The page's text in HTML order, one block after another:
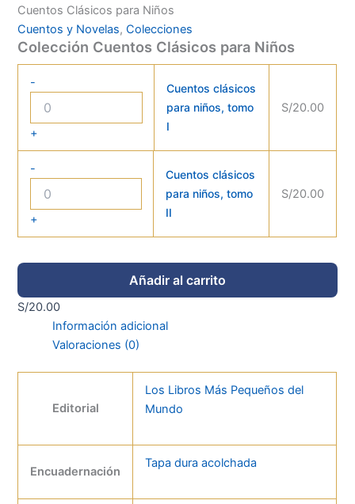
Cuentos Clásicos para Niños
Cuentos y Novelas,Colecciones
Colección Cuentos Clásicos para Niños
-
+
Cuentos clásicos
para niños, tomo
I
S/20.00
-
+
Cuentos clásicos
para niños, tomo
II
S/20.00
Añadir al carrito
S/20.00
Información adicional
Valoraciones (0)
Editorial
Los Libros Más Pequeños del
Mundo
Encuadernación
Tapa dura acolchada